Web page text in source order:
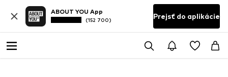
ABOUT YOU App
(152 700) Prejsť do aplikácie